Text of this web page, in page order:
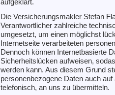
aufgeklärt.
Die Versicherungsmakler Stefan
Verantwortlicher zahlreiche
umgesetzt, um einen möglichst
Internetseite verarbeiteten
Dennoch können Internetbasierte
Sicherheitslücken aufweisen,
werden kann. Aus diesem Grund
personenbezogene Daten auch
telefonisch, an uns zu übermitteln.